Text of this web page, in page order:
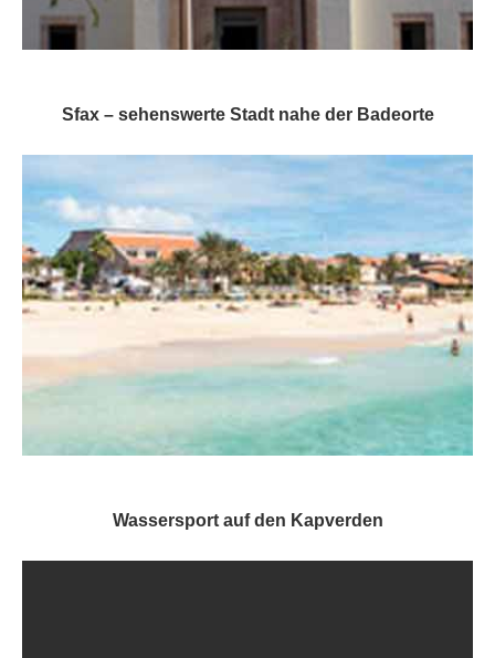
Sfax – sehenswerte Stadt nahe der Badeorte
Wassersport auf den Kapverden